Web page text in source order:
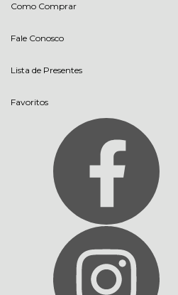
Como Comprar
Fale Conosco
Lista de Presentes
Favoritos